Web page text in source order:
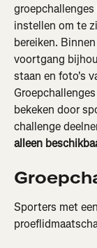
instellen om te
bereiken.
voortgang
staan en foto's
bekeken door
challenge
alleen
Sporters met